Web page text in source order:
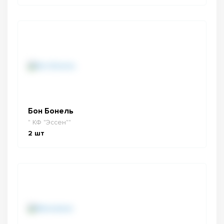
Бон Бонель
" КФ "Эссен""
2 шт